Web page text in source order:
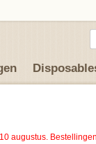
augustus.